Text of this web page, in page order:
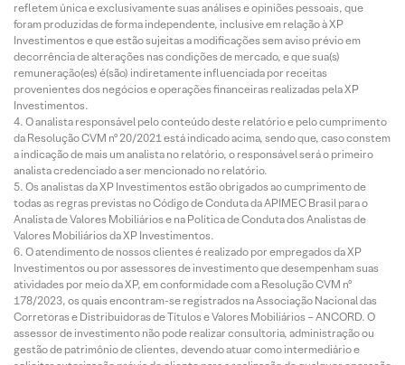
refletem única e exclusivamente suas análises e opiniões pessoais, que
foram produzidas de forma independente, inclusive em relação à XP
Investimentos e que estão sujeitas a modificações sem aviso prévio em
decorrência de alterações nas condições de mercado, e que sua(s)
remuneração(es) é(são) indiretamente influenciada por receitas
provenientes dos negócios e operações financeiras realizadas pela XP
Investimentos.
O analista responsável pelo conteúdo deste relatório e pelo cumprimento
da Resolução CVM nº 20/2021 está indicado acima, sendo que, caso constem
a indicação de mais um analista no relatório, o responsável será o primeiro
analista credenciado a ser mencionado no relatório.
Os analistas da XP Investimentos estão obrigados ao cumprimento de
todas as regras previstas no Código de Conduta da APIMEC Brasil para o
Analista de Valores Mobiliários e na Política de Conduta dos Analistas de
Valores Mobiliários da XP Investimentos.
O atendimento de nossos clientes é realizado por empregados da XP
Investimentos ou por assessores de investimento que desempenham suas
atividades por meio da XP, em conformidade com a Resolução CVM nº
178/2023, os quais encontram-se registrados na Associação Nacional das
Corretoras e Distribuidoras de Títulos e Valores Mobiliários – ANCORD. O
assessor de investimento não pode realizar consultoria, administração ou
gestão de patrimônio de clientes, devendo atuar como intermediário e